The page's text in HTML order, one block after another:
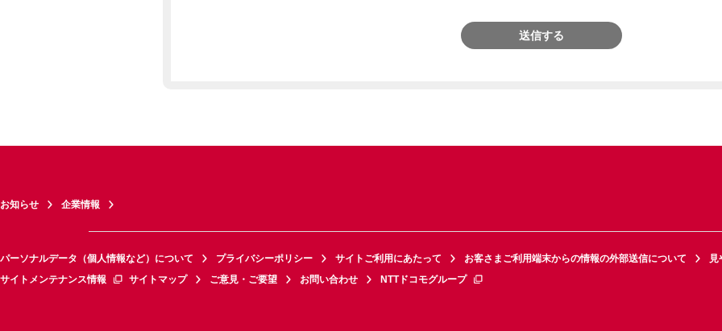
送信する
お知らせ 企業情報
パーソナルデータ（個人情報など）について プライバシーポリシー サイトご利用にあたって お客さまご利用端末からの情報の外部送信について
見
サイトメンテナンス情報
サイトマップ ご意見・ご要望 お問い合わせ NTTドコモグループ